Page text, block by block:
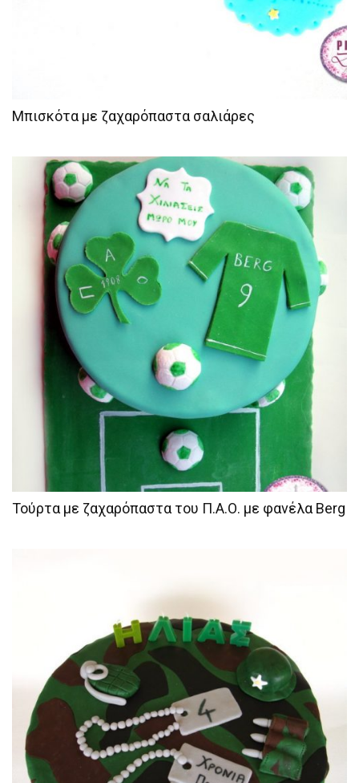
Μπισκότα με ζαχαρόπαστα σαλιάρες
Τούρτα με ζαχαρόπαστα του Π.Α.Ο. με φανέλα Berg